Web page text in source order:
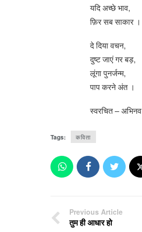
यदि अच्छे भाव,
फ़िर सब साकार ।
दे दिया वचन,
दुष्ट जाएं गर बड़,
लूंगा पुनर्जन्म,
पाप करने अंत ।
स्वरचित – अभिनव
Tags: कविता
Previous Article
तुम ही आधार हो